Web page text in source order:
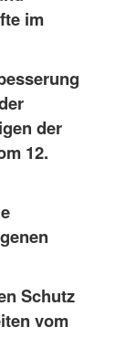
im
der
12.
Schutz
vom